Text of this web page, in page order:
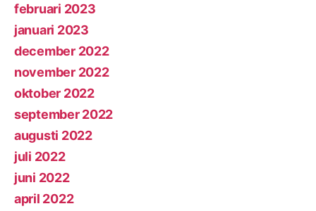
februari 2023
januari 2023
december 2022
november 2022
oktober 2022
september 2022
augusti 2022
juli 2022
juni 2022
april 2022